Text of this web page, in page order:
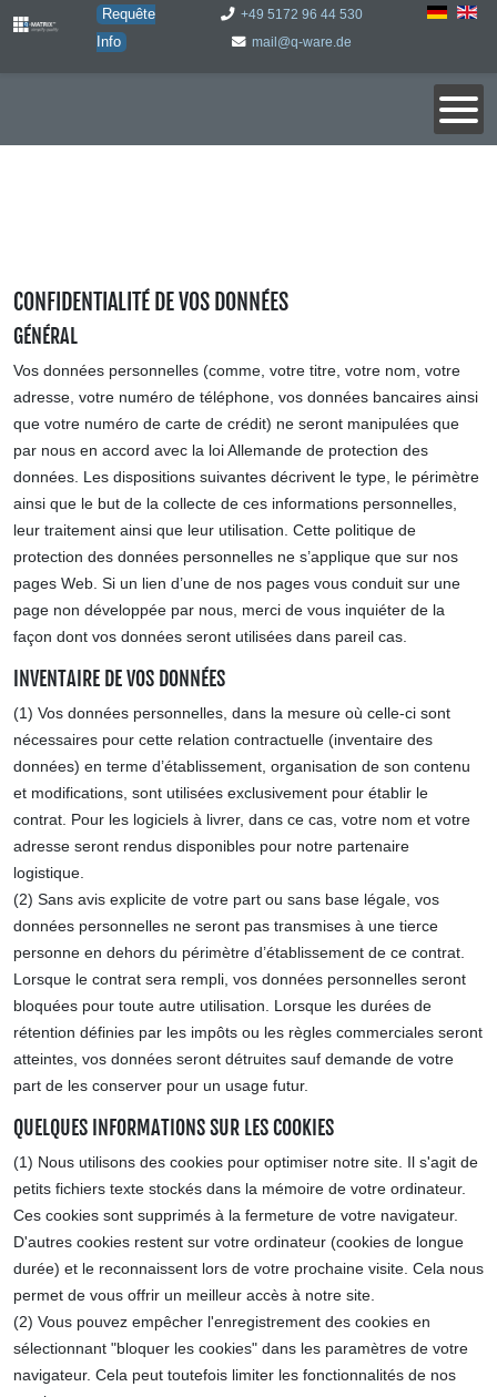
Requête
Info
+49 5172 96 44 530
mail@q-ware.de
CONFIDENTIALITÉ DE VOS DONNÉES
GÉNÉRAL
Vos données personnelles (comme, votre titre, votre nom, votre
adresse, votre numéro de téléphone, vos données bancaires ainsi
que votre numéro de carte de crédit) ne seront manipulées que
par nous en accord avec la loi Allemande de protection des
données. Les dispositions suivantes décrivent le type, le périmètre
ainsi que le but de la collecte de ces informations personnelles,
leur traitement ainsi que leur utilisation. Cette politique de
protection des données personnelles ne s’applique que sur nos
pages Web. Si un lien d’une de nos pages vous conduit sur une
page non développée par nous, merci de vous inquiéter de la
façon dont vos données seront utilisées dans pareil cas.
INVENTAIRE DE VOS DONNÉES
(1) Vos données personnelles, dans la mesure où celle-ci sont
nécessaires pour cette relation contractuelle (inventaire des
données) en terme d’établissement, organisation de son contenu
et modifications, sont utilisées exclusivement pour établir le
contrat. Pour les logiciels à livrer, dans ce cas, votre nom et votre
adresse seront rendus disponibles pour notre partenaire
logistique.
(2) Sans avis explicite de votre part ou sans base légale, vos
données personnelles ne seront pas transmises à une tierce
personne en dehors du périmètre d’établissement de ce contrat.
Lorsque le contrat sera rempli, vos données personnelles seront
bloquées pour toute autre utilisation. Lorsque les durées de
rétention définies par les impôts ou les règles commerciales seront
atteintes, vos données seront détruites sauf demande de votre
part de les conserver pour un usage futur.
QUELQUES INFORMATIONS SUR LES COOKIES
(1) Nous utilisons des cookies pour optimiser notre site. Il s'agit de
petits fichiers texte stockés dans la mémoire de votre ordinateur.
Ces cookies sont supprimés à la fermeture de votre navigateur.
D'autres cookies restent sur votre ordinateur (cookies de longue
durée) et le reconnaissent lors de votre prochaine visite. Cela nous
permet de vous offrir un meilleur accès à notre site.
(2) Vous pouvez empêcher l'enregistrement des cookies en
sélectionnant "bloquer les cookies" dans les paramètres de votre
navigateur. Cela peut toutefois limiter les fonctionnalités de nos